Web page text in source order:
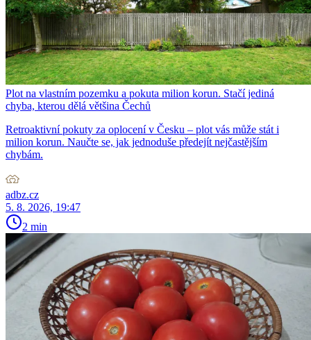
Plot na vlastním pozemku a pokuta milion korun. Stačí jediná
chyba, kterou dělá většina Čechů
Retroaktivní pokuty za oplocení v Česku – plot vás může stát i
milion korun. Naučte se, jak jednoduše předejít nejčastějším
chybám.
adbz.cz
5. 8. 2026, 19:47
2 min